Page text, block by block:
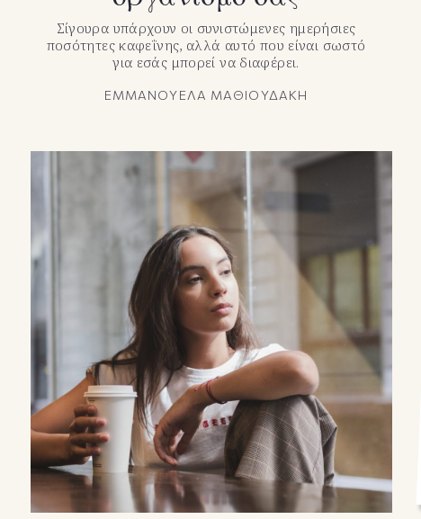
Σίγουρα υπάρχουν οι συνιστώμενες ημερήσιες
ποσότητες καφεΐνης, αλλά αυτό που είναι σωστό
για εσάς μπορεί να διαφέρει.
ΕΜΜΑΝΟΥΕΛΑ ΜΑΘΙΟΥΔΑΚΗ